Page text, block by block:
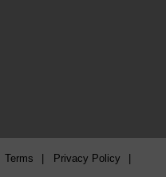
Terms Privacy Policy